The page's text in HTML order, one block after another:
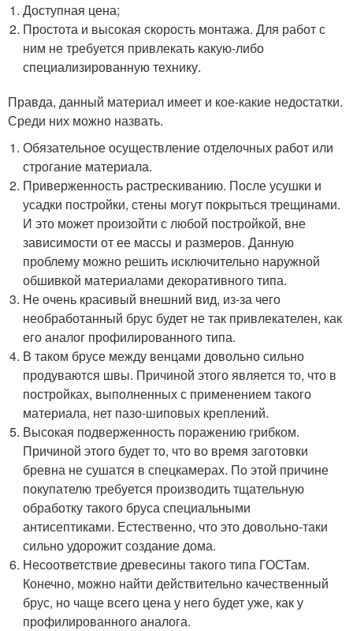
Доступная цена;
Простота и высокая скорость монтажа. Для работ с
ним не требуется привлекать какую-либо
специализированную технику.
Правда, данный материал имеет и кое-какие недостатки.
Среди них можно назвать.
Обязательное осуществление отделочных работ или
строгание материала.
Приверженность растрескиванию. После усушки и
усадки постройки, стены могут покрыться трещинами.
И это может произойти с любой постройкой, вне
зависимости от ее массы и размеров. Данную
проблему можно решить исключительно наружной
обшивкой материалами декоративного типа.
Не очень красивый внешний вид, из-за чего
необработанный брус будет не так привлекателен, как
его аналог профилированного типа.
В таком брусе между венцами довольно сильно
продуваются швы. Причиной этого является то, что в
постройках, выполненных с применением такого
материала, нет пазо-шиповых креплений.
Высокая подверженность поражению грибком.
Причиной этого будет то, что во время заготовки
бревна не сушатся в спецкамерах. По этой причине
покупателю требуется производить тщательную
обработку такого бруса специальными
антисептиками. Естественно, что это довольно-таки
сильно удорожит создание дома.
Несоответствие древесины такого типа ГОСТам.
Конечно, можно найти действительно качественный
брус, но чаще всего цена у него будет уже, как у
профилированного аналога.